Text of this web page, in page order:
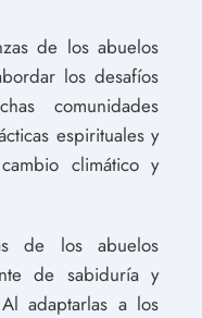
de los abuelos
los desafíos
comunidades
espirituales y
climático y
de los abuelos
de sabiduría y
adaptarlas a los